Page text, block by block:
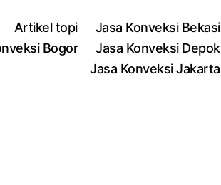
Artikel topi
Jasa Konveksi Bekasi
Bogor
Jasa Konveksi Depok
Jasa Konveksi Jakarta